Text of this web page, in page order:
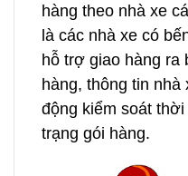
hàng theo nhà xe
là các nhà xe có
hỗ trợ giao hàng ra
hàng, thông tin nhà
động kiểm soát
trạng gói hàng.